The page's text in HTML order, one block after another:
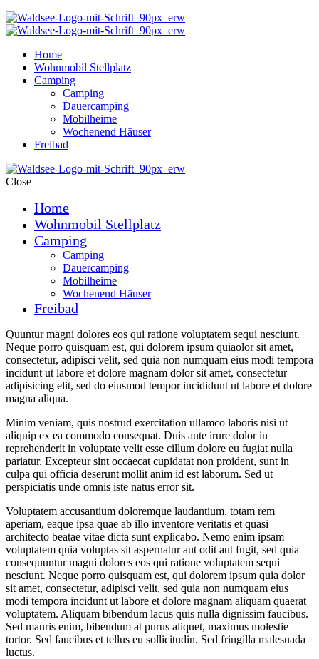
Home
Wohnmobil Stellplatz
Camping
Camping
Dauercamping
Mobilheime
Wochenend Häuser
Freibad
Close
Home
Wohnmobil Stellplatz
Camping
Camping
Dauercamping
Mobilheime
Wochenend Häuser
Freibad
Quuntur magni dolores eos qui ratione voluptatem sequi nesciunt.
Neque porro quisquam est, qui dolorem ipsum quiaolor sit amet,
consectetur, adipisci velit, sed quia non numquam eius modi tempora
incidunt ut labore et dolore magnam dolor sit amet, consectetur
adipisicing elit, sed do eiusmod tempor incididunt ut labore et dolore
magna aliqua.
Minim veniam, quis nostrud exercitation ullamco laboris nisi ut
aliquip ex ea commodo consequat. Duis aute irure dolor in
reprehenderit in voluptate velit esse cillum dolore eu fugiat nulla
pariatur. Excepteur sint occaecat cupidatat non proident, sunt in
culpa qui officia deserunt mollit anim id est laborum. Sed ut
perspiciatis unde omnis iste natus error sit.
Voluptatem accusantium doloremque laudantium, totam rem
aperiam, eaque ipsa quae ab illo inventore veritatis et quasi
architecto beatae vitae dicta sunt explicabo. Nemo enim ipsam
voluptatem quia voluptas sit aspernatur aut odit aut fugit, sed quia
consequuntur magni dolores eos qui ratione voluptatem sequi
nesciunt. Neque porro quisquam est, qui dolorem ipsum quia dolor
sit amet, consectetur, adipisci velit, sed quia non numquam eius
modi tempora incidunt ut labore et dolore magnam aliquam quaerat
voluptatem. Aliquam bibendum lacus quis nulla dignissim faucibus.
Sed mauris enim, bibendum at purus aliquet, maximus molestie
tortor. Sed faucibus et tellus eu sollicitudin. Sed fringilla malesuada
luctus.